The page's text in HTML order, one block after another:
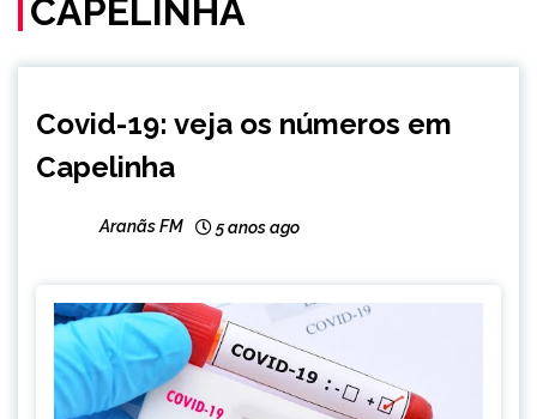
CAPELINHA
NOTÍCIAS
Covid-19: veja os números em
Capelinha
Aranãs FM 5 anos ago